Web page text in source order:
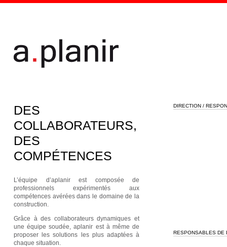
DES
COLLABORATEURS,
DES
COMPÉTENCES
L’équipe d’aplanir est composée de
professionnels expérimentés aux
compétences avérées dans le domaine de la
construction.
Grâce à des collaborateurs dynamiques et
une équipe soudée, aplanir est à même de
proposer les solutions les plus adaptées à
chaque situation.
DIRECTION /
RESPONSABLES DE